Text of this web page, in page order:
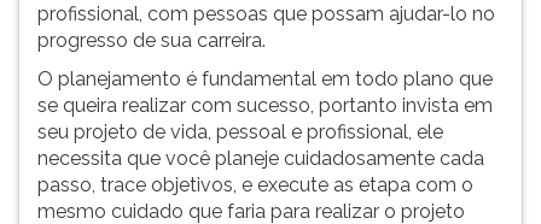
profissional, com pessoas que possam ajudar-lo no
progresso de sua carreira.
O planejamento é fundamental em todo plano que
se queira realizar com sucesso, portanto invista em
seu projeto de vida, pessoal e profissional, ele
necessita que você planeje cuidadosamente cada
passo, trace objetivos, e execute as etapa com o
mesmo cuidado que faria para realizar o projeto